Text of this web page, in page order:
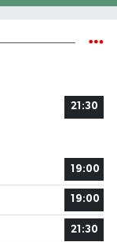
21:30
19:00
19:00
21:30